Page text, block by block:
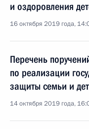
и оздоровления
16 октября 2019 года,
Перечень
по реализации
защиты семьи и
14 октября 2019 года,